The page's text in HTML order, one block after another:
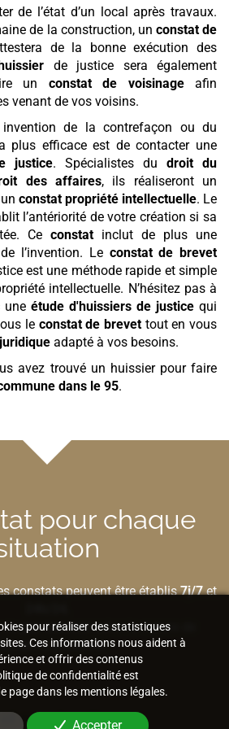
de l’état d’un local après travaux.
de la construction, un constat de
de la bonne exécution des
de justice sera également
un constat de voisinageafin
venant de vos voisins.
de la contrefaçon ou du
plus efficace est de contacter une
justice. Spécialistes du droit du
des affaires, ils réaliseront un
constat propriété intellectuelle. Le
l’antériorité de votre création si sa
Ce constat inclut de plus une
l’invention. Le constat de brevet
est une méthode rapide et simple
intellectuelle. N’hésitez pas à
une étude d'huissiers de justice qui
le constat de brevettout en vous
adapté à vos besoins.
avez trouvé un huissier pour faire
dans le 95.
pour chaque
constats peuvent être établis7j/7et
oupar Internetselon la nature de
à préserver.
construction
pour réaliser des statistiques
Ces informations nous aident à
et offrir des contenus
de confidentialité est
page dans les mentions légales.
Accepter